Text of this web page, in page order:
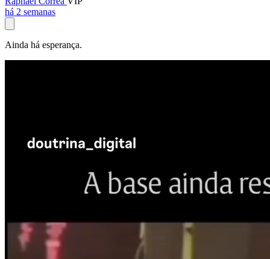
há 2 semanas
Ainda há esperança.